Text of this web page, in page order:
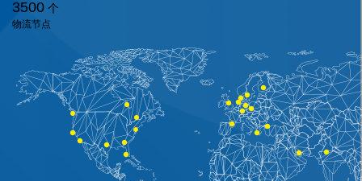
3500 个
物流节点